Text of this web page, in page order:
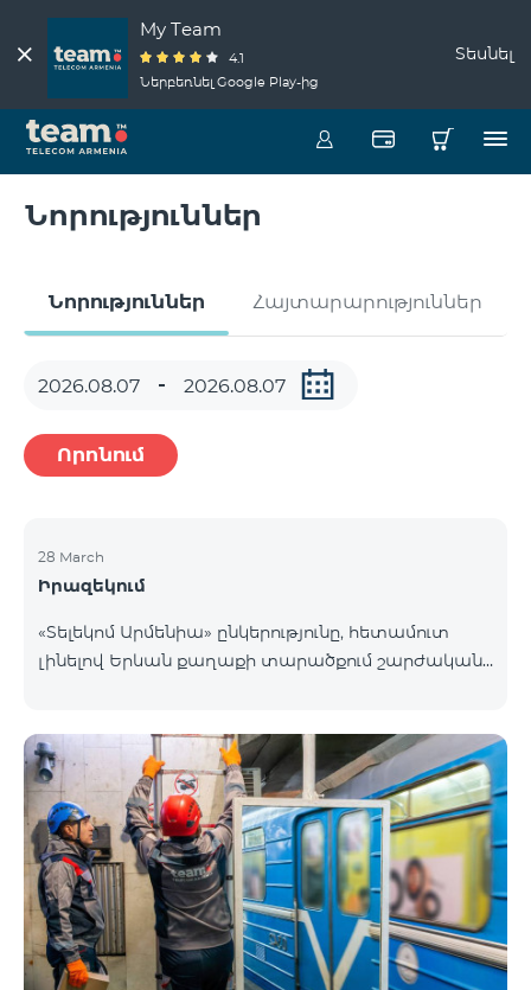
My Team
4.1
Ներբեռնել Google Play-ից
Տեսնել
Նորություններ
Նորություններ Հայտարարություններ
Որոնում
28 March
Իրազեկում
«Տելեկոմ Արմենիա» ընկերությունը, հետամուտ
լինելով Երևան քաղաքի տարածքում շարժական
տեղակայել հենասյունային տիպի կայմ Երևան
քաղաքի Նոր-Նորք վարչական շրջանի
Բագրևանդ փողոցի Ինժեներական թաղամասին
հարող հատվածում։ Տեղակայվող շարժական
կապի կայանի էսքիզային նախագծին կարող եք
ծանոթանալ այստեղ։ Հարցերի դեպքում խնդրում
ենք զանգահարել «Տելեկոմ Արմենիա»
ընկերության +374-10-410410 հեռխոսահամար